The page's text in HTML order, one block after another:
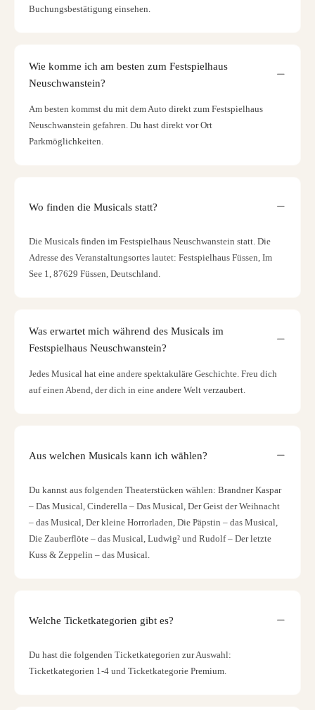
Buchungsbestätigung einsehen.
Wie komme ich am besten zum Festspielhaus
Neuschwanstein?
Am besten kommst du mit dem Auto direkt zum Festspielhaus
Neuschwanstein gefahren. Du hast direkt vor Ort
Parkmöglichkeiten.
Wo finden die Musicals statt?
Die Musicals finden im Festspielhaus Neuschwanstein statt. Die
Adresse des Veranstaltungsortes lautet: Festspielhaus Füssen, Im
See 1, 87629 Füssen, Deutschland.
Was erwartet mich während des Musicals im
Festspielhaus Neuschwanstein?
Jedes Musical hat eine andere spektakuläre Geschichte. Freu dich
auf einen Abend, der dich in eine andere Welt verzaubert.
Aus welchen Musicals kann ich wählen?
Du kannst aus folgenden Theaterstücken wählen: Brandner Kaspar
– Das Musical, Cinderella – Das Musical, Der Geist der Weihnacht
– das Musical, Der kleine Horrorladen, Die Päpstin – das Musical,
Die Zauberflöte – das Musical, Ludwig² und Rudolf – Der letzte
Kuss & Zeppelin – das Musical.
Welche Ticketkategorien gibt es?
Du hast die folgenden Ticketkategorien zur Auswahl:
Ticketkategorien 1-4 und Ticketkategorie Premium.